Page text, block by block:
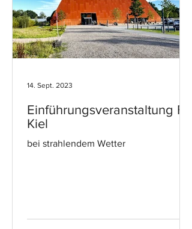
Einführungsveranstaltung FH
Kiel
bei strahlendem Wetter
14. Sept. 2023